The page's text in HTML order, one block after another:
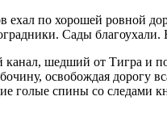
по хорошей ровной
Сады
шедший от Тигра и
освобождая дорогу
голые спины со следами